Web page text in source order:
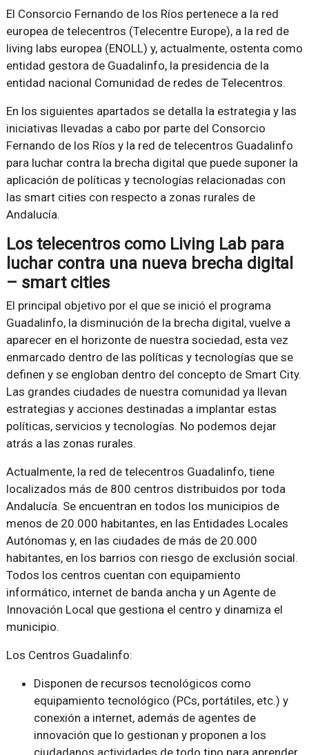
El Consorcio Fernando de los Ríos pertenece a la red
europea de telecentros (Telecentre Europe), a la red de
living labs europea (ENOLL) y, actualmente, ostenta como
entidad gestora de Guadalinfo, la presidencia de la
entidad nacional Comunidad de redes de Telecentros.
En los siguientes apartados se detalla la estrategia y las
iniciativas llevadas a cabo por parte del Consorcio
Fernando de los Ríos y la red de telecentros Guadalinfo
para luchar contra la brecha digital que puede suponer la
aplicación de políticas y tecnologías relacionadas con
las smart cities con respecto a zonas rurales de
Andalucía.
Los telecentros como Living Lab para
luchar contra una nueva brecha digital
– smart cities
El principal objetivo por el que se inició el programa
Guadalinfo, la disminución de la brecha digital, vuelve a
aparecer en el horizonte de nuestra sociedad, esta vez
enmarcado dentro de las políticas y tecnologías que se
definen y se engloban dentro del concepto de Smart City.
Las grandes ciudades de nuestra comunidad ya llevan
estrategias y acciones destinadas a implantar estas
políticas, servicios y tecnologías. No podemos dejar
atrás a las zonas rurales.
Actualmente, la red de telecentros Guadalinfo, tiene
localizados más de 800 centros distribuidos por toda
Andalucía. Se encuentran en todos los municipios de
menos de 20.000 habitantes, en las Entidades Locales
Autónomas y, en las ciudades de más de 20.000
habitantes, en los barrios con riesgo de exclusión social.
Todos los centros cuentan con equipamiento
informático, internet de banda ancha y un Agente de
Innovación Local que gestiona el centro y dinamiza el
municipio.
Los Centros Guadalinfo:
Disponen de recursos tecnológicos como
equipamiento tecnológico (PCs, portátiles, etc.) y
conexión a internet, además de agentes de
innovación que lo gestionan y proponen a los
ciudadanos actividades de todo tipo para aprender